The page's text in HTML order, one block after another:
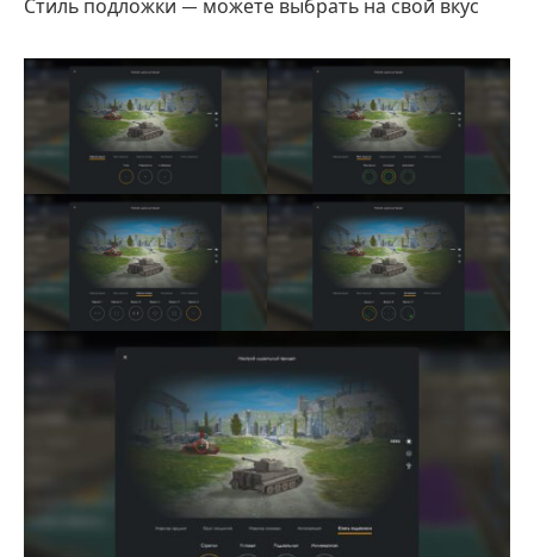
Стиль подложки — можете выбрать на свой вкус